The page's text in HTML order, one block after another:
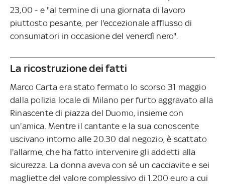
23,00 - e "al termine di una giornata di lavoro
piuttosto pesante, per l'eccezionale afflusso di
consumatori in occasione del venerdì nero".
La ricostruzione dei fatti
Marco Carta era stato fermato lo scorso 31 maggio
dalla polizia locale di Milano per furto aggravato alla
Rinascente di piazza del Duomo, insieme con
un'amica. Mentre il cantante e la sua conoscente
uscivano intorno alle 20.30 dal negozio, è scattato
l'allarme, che ha fatto intervenire gli addetti alla
sicurezza. La donna aveva con sé un cacciavite e sei
magliette del valore complessivo di 1.200 euro a cui